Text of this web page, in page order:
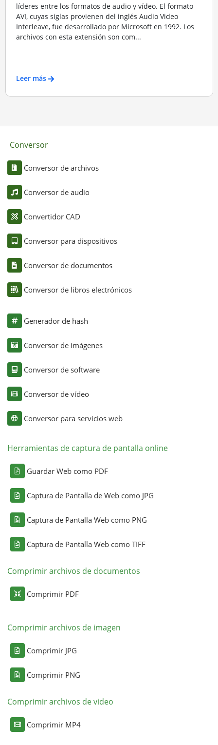
líderes entre los formatos de audio y vídeo. El formato
AVI, cuyas siglas provienen del inglés Audio Video
Interleave, fue desarrollado por Microsoft en 1992. Los
archivos con esta extensión son com...
Leer más
Conversor
Conversor de archivos
Conversor de audio
Convertidor CAD
Conversor para dispositivos
Conversor de documentos
Conversor de libros electrónicos
Generador de hash
Conversor de imágenes
Conversor de software
Conversor de vídeo
Conversor para servicios web
Herramientas de captura de pantalla online
Guardar Web como PDF
Captura de Pantalla de Web como JPG
Captura de Pantalla Web como PNG
Captura de Pantalla Web como TIFF
Comprimir archivos de documentos
Comprimir PDF
Comprimir archivos de imagen
Comprimir JPG
Comprimir PNG
Comprimir archivos de video
Comprimir MP4